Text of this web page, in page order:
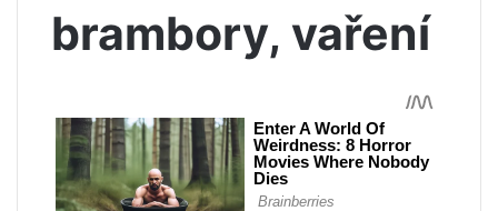
brambory, vaření